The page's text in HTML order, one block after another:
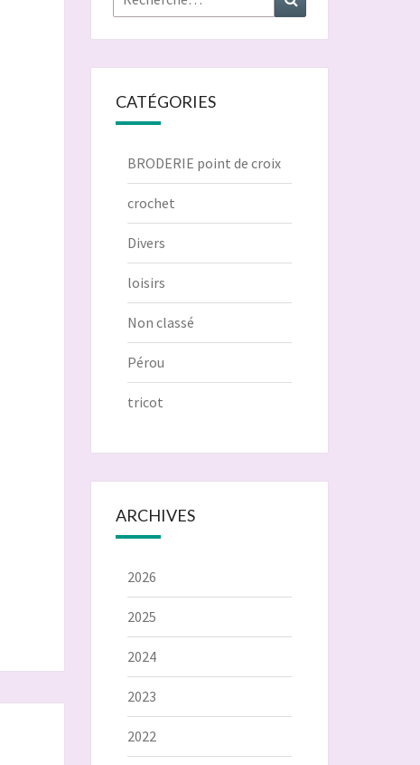
CATÉGORIES
BRODERIE point de croix
crochet
Divers
loisirs
Non classé
Pérou
tricot
ARCHIVES
2026
2025
2024
2023
2022